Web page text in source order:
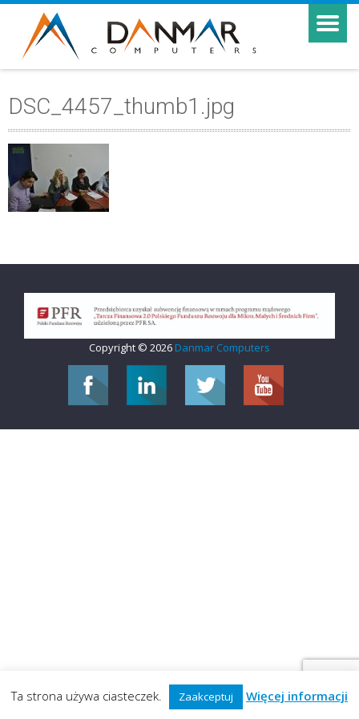
DSC_4457_thumb1.jpg
Copyright © 2026 Danmar Computers
Ta strona używa ciasteczek. Zaakceptuj Więcej informacji